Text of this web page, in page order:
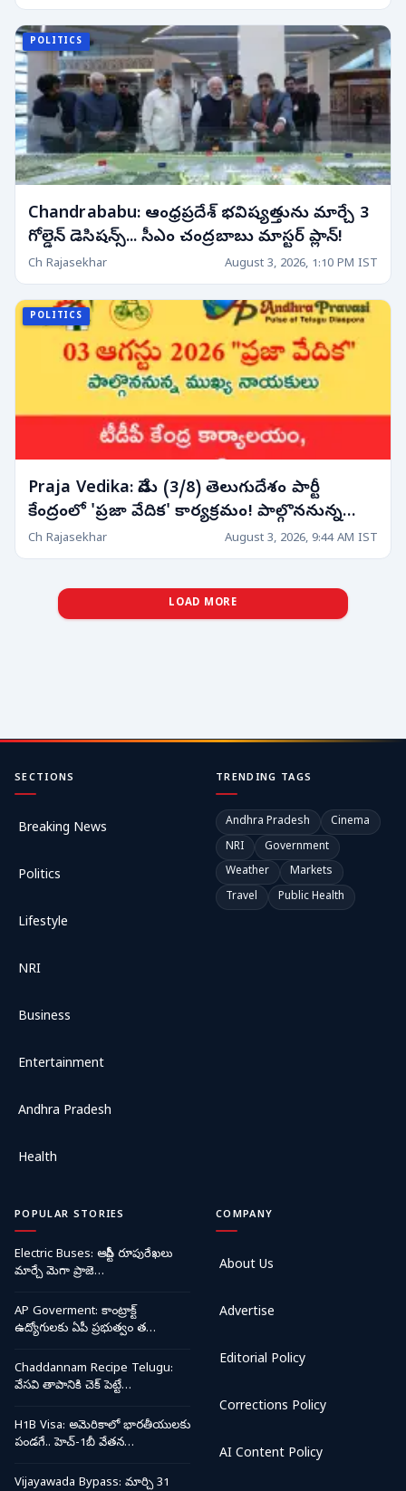
POLITICS
Chandrababu: ఆంధ్రప్రదేశ్ భవిష్యత్తును మార్చే 3
గోల్డెన్ డెసిషన్స్... సీఎం చంద్రబాబు మాస్టర్ ప్లాన్!
Ch Rajasekhar August 3, 2026, 1:10 PM IST
POLITICS
Praja Vedika: నేడు (3/8) తెలుగుదేశం పార్టీ
కేంద్రంలో 'ప్రజా వేదిక' కార్యక్రమం! పాల్గొననున్న
నాయకుల షెడ్యూల్!
Ch Rajasekhar August 3, 2026, 9:44 AM IST
LOAD MORE
SECTIONS
Breaking News
Politics
Lifestyle
NRI
Business
Entertainment
Andhra Pradesh
Health
TRENDING TAGS
Andhra Pradesh
Cinema
NRI
Government
Weather
Markets
Travel
Public Health
POPULAR STORIES
Electric Buses: ఆర్టీసీ రూపురేఖలు
మార్చే మెగా ప్రాజె…
AP Goverment: కాంట్రాక్ట్
ఉద్యోగులకు ఏపీ ప్రభుత్వం త…
Chaddannam Recipe Telugu:
వేసవి తాపానికి చెక్ పెట్టే…
H1B Visa: అమెరికాలో భారతీయులకు
పండగే.. హెచ్-1బీ వేతన…
Vijayawada Bypass: మార్చి 31
COMPANY
About Us
Advertise
Editorial Policy
Corrections Policy
AI Content Policy